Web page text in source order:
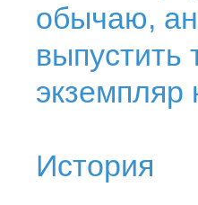
обычаю,
выпустить
экземпляр
История